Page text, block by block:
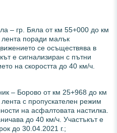
– гр. Бяла от км 55+000 до км
поради малък
се осъществява в
е сигнализиран с пътни
на скоростта до 40 км/ч.
– Борово от км 25+968 до км
с пропускателен режим
на асфалтовата настилка.
до 40 км/ч. Участъкът е
до 30.04.2021 г.;